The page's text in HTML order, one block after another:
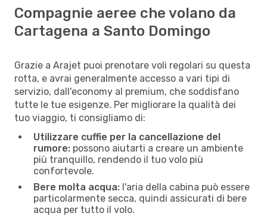
Compagnie aeree che volano da
Cartagena a Santo Domingo
Grazie a Arajet puoi prenotare voli regolari su questa
rotta, e avrai generalmente accesso a vari tipi di
servizio, dall'economy al premium, che soddisfano
tutte le tue esigenze. Per migliorare la qualità dei
tuo viaggio, ti consigliamo di:
Utilizzare cuffie per la cancellazione del
rumore: possono aiutarti a creare un ambiente
più tranquillo, rendendo il tuo volo più
confortevole.
Bere molta acqua: l'aria della cabina può essere
particolarmente secca, quindi assicurati di bere
acqua per tutto il volo.